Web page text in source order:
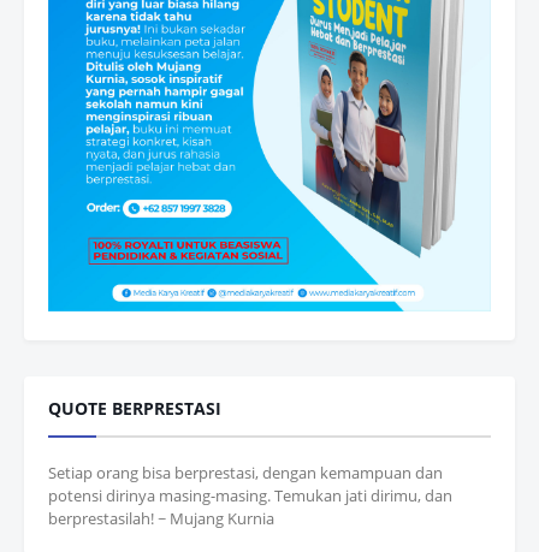
QUOTE BERPRESTASI
Setiap orang bisa berprestasi, dengan kemampuan dan
potensi dirinya masing-masing. Temukan jati dirimu, dan
berprestasilah! ~ Mujang Kurnia